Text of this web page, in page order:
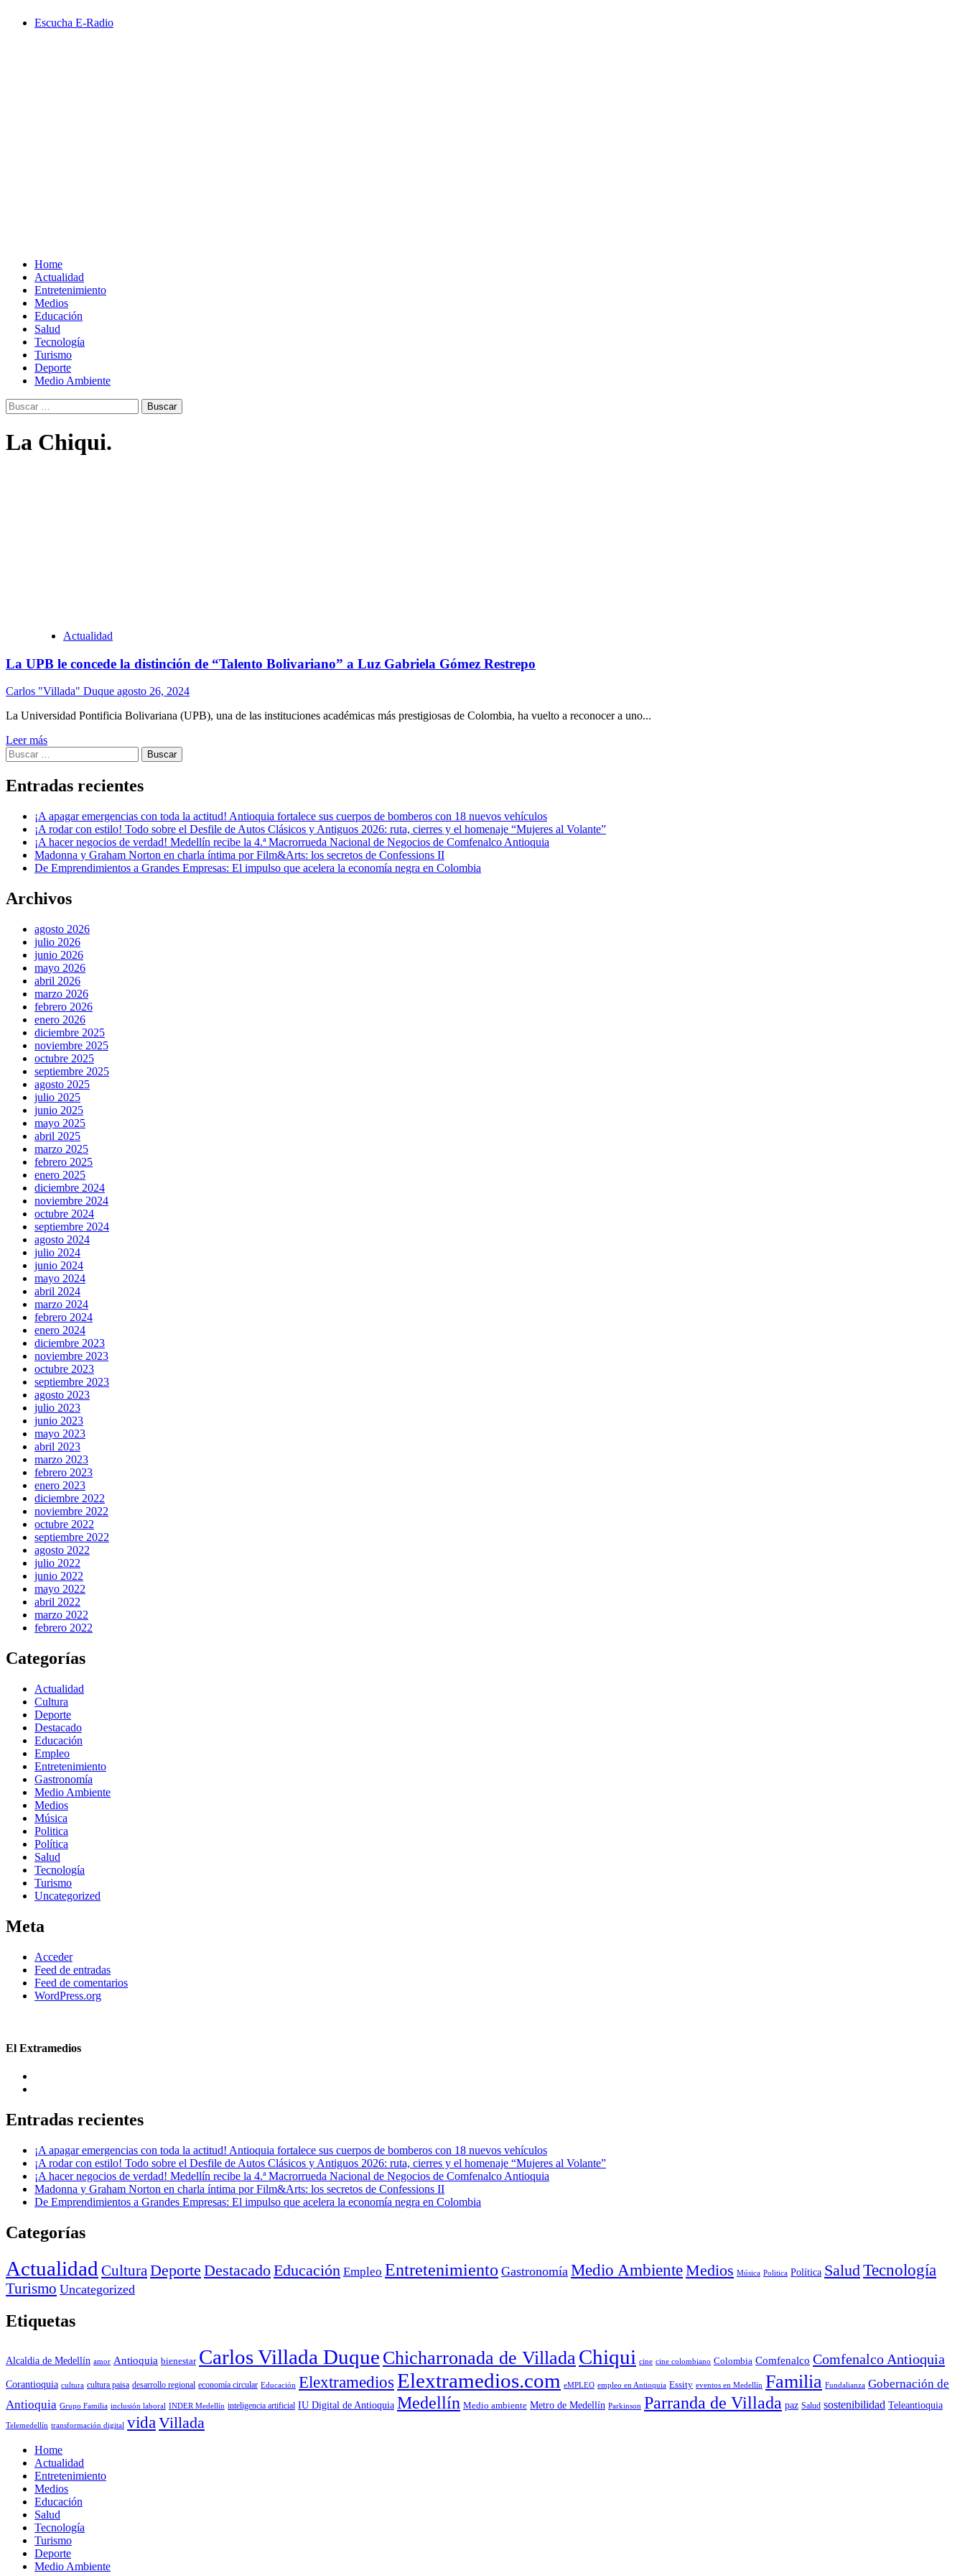
Escucha E-Radio
Home
Actualidad
Entretenimiento
Medios
Educación
Salud
Tecnología
Turismo
Deporte
Medio Ambiente
Buscar:
La Chiqui.
Actualidad
La UPB le concede la distinción de “Talento Bolivariano” a Luz Gabriela Gómez Restrepo
Carlos "Villada" Duque agosto 26, 2024
La Universidad Pontificia Bolivariana (UPB), una de las instituciones académicas más prestigiosas de Colombia, ha vuelto a reconocer a uno...
Leer más
Buscar:
Entradas recientes
¡A apagar emergencias con toda la actitud! Antioquia fortalece sus cuerpos de bomberos con 18 nuevos vehículos
¡A rodar con estilo! Todo sobre el Desfile de Autos Clásicos y Antiguos 2026: ruta, cierres y el homenaje “Mujeres al Volante”
¡A hacer negocios de verdad! Medellín recibe la 4.ª Macrorrueda Nacional de Negocios de Comfenalco Antioquia
Madonna y Graham Norton en charla íntima por Film&Arts: los secretos de Confessions II
De Emprendimientos a Grandes Empresas: El impulso que acelera la economía negra en Colombia
Archivos
agosto 2026
julio 2026
junio 2026
mayo 2026
abril 2026
marzo 2026
febrero 2026
enero 2026
diciembre 2025
noviembre 2025
octubre 2025
septiembre 2025
agosto 2025
julio 2025
junio 2025
mayo 2025
abril 2025
marzo 2025
febrero 2025
enero 2025
diciembre 2024
noviembre 2024
octubre 2024
septiembre 2024
agosto 2024
julio 2024
junio 2024
mayo 2024
abril 2024
marzo 2024
febrero 2024
enero 2024
diciembre 2023
noviembre 2023
octubre 2023
septiembre 2023
agosto 2023
julio 2023
junio 2023
mayo 2023
abril 2023
marzo 2023
febrero 2023
enero 2023
diciembre 2022
noviembre 2022
octubre 2022
septiembre 2022
agosto 2022
julio 2022
junio 2022
mayo 2022
abril 2022
marzo 2022
febrero 2022
Categorías
Actualidad
Cultura
Deporte
Destacado
Educación
Empleo
Entretenimiento
Gastronomía
Medio Ambiente
Medios
Música
Politica
Política
Salud
Tecnología
Turismo
Uncategorized
Meta
Acceder
Feed de entradas
Feed de comentarios
WordPress.org
El Extramedios
Entradas recientes
¡A apagar emergencias con toda la actitud! Antioquia fortalece sus cuerpos de bomberos con 18 nuevos vehículos
¡A rodar con estilo! Todo sobre el Desfile de Autos Clásicos y Antiguos 2026: ruta, cierres y el homenaje “Mujeres al Volante”
¡A hacer negocios de verdad! Medellín recibe la 4.ª Macrorrueda Nacional de Negocios de Comfenalco Antioquia
Madonna y Graham Norton en charla íntima por Film&Arts: los secretos de Confessions II
De Emprendimientos a Grandes Empresas: El impulso que acelera la economía negra en Colombia
Categorías
Actualidad Cultura Deporte DestacadoEducación Empleo Entretenimiento Gastronomía Medio AmbienteMedios Música Politica Política Salud Tecnología
Turismo Uncategorized
Etiquetas
Alcaldia de Medellín amor Antioquia bienestar Carlos Villada Duque Chicharronada de Villada Chiqui cine cine colombiano Colombia Comfenalco Comfenalco Antioquia
Corantioquia cultura cultura paisa desarrollo regional economía circular Educación ElextramediosElextramedios.com eMPLEO empleo en Antioquia Essity eventos en Medellín Familia Fundalianza Gobernación de
Antioquia Grupo Familia inclusión laboral INDER Medellín inteligencia artificial IU Digital de Antioquia Medellín Medio ambiente Metro de Medellín Parkinson Parranda de Villada paz Salud sostenibilidad Teleantioquia
Telemedellín transformación digital vida Villada
Home
Actualidad
Entretenimiento
Medios
Educación
Salud
Tecnología
Turismo
Deporte
Medio Ambiente